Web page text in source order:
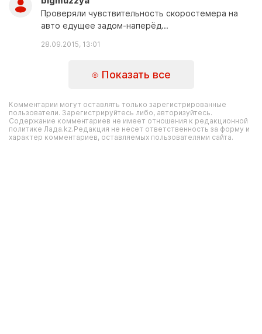
Проверяли чувствительность скоростемера на
авто едущее задом-наперёд...
28.09.2015, 13:01
Показать все
Комментарии могут оставлять только зарегистрированные
пользователи. Зарегистрируйтесь либо, авторизуйтесь.
Содержание комментариев не имеет отношения к редакционной
политике Лада.kz.Редакция не несет ответственность за форму и
характер комментариев, оставляемых пользователями сайта.